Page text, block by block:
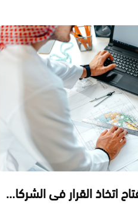
تحليل البيانات: مفتاح اتخاذ القرار في الشركات الحديثة